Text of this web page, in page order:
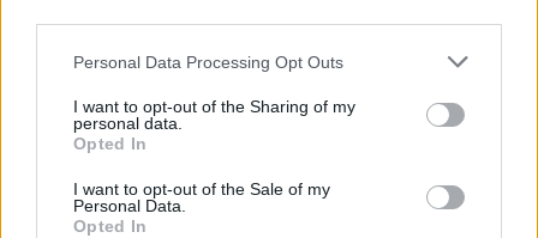
Personal Data Processing Opt Outs
I want to opt-out of the Sharing of my
personal data.
Opted In
I want to opt-out of the Sale of my
Personal Data.
Opted In
Υψηλόβαθμοι αξιωματούχοι ή πρώην αξιωματικοί
τους γι’ αυτήν την καθυστέρηση, εκτιμώντας πως
στέλνει ένα κακό μήνυμα στη βρετανική αμυντική
βιομηχανίακαι στους συμμάχους του ΗΒ στους
κόλπους του ΝΑΤΟ.